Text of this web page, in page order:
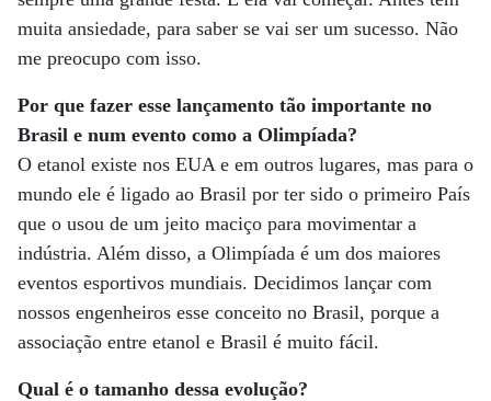
muita ansiedade, para saber se vai ser um sucesso. Não
me preocupo com isso.
Por que fazer esse lançamento tão importante no
Brasil e num evento como a Olimpíada?
O etanol existe nos EUA e em outros lugares, mas para o
mundo ele é ligado ao Brasil por ter sido o primeiro País
que o usou de um jeito maciço para movimentar a
indústria. Além disso, a Olimpíada é um dos maiores
eventos esportivos mundiais. Decidimos lançar com
nossos engenheiros esse conceito no Brasil, porque a
associação entre etanol e Brasil é muito fácil.
Qual é o tamanho dessa evolução?